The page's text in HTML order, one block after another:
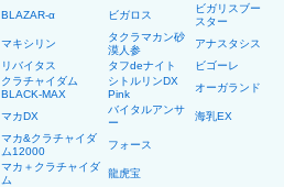
BLAZAR-α ビガロス
ビガリスブー
スター
マキシリン
タクラマカン砂
漠人参
アナスタシス
リバイタス タフdeナイト
ビゴーレ
クラチャイダム
BLACK-MAX
シトルリンDX
Pink
オーガランド
マカDX
バイタルアンサ
ー
海乳EX
マカ&クラチャイダ
ム12000
フォース
マカ＋クラチャイダ
ム
龍虎宝